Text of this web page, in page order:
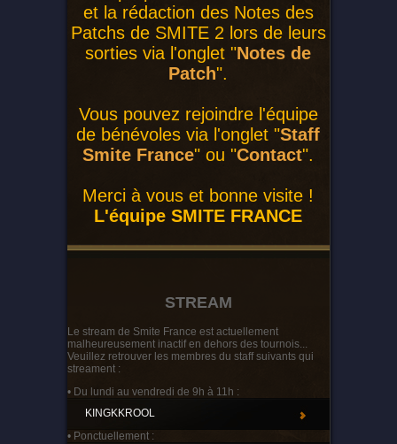
et la rédaction des Notes des
Patchs de SMITE 2 lors de leurs
sorties via l'onglet "Notes de
Patch".
Vous pouvez rejoindre l'équipe
de bénévoles via l'onglet "Staff
Smite France" ou "Contact".
Merci à vous et bonne visite !
L'équipe SMITE FRANCE
STREAM
Le stream de Smite France est actuellement
malheureusement inactif en dehors des tournois...
Veuillez retrouver les membres du staff suivants qui
streament :
• Du lundi au vendredi de 9h à 11h :
KINGKKROOL
• Ponctuellement :